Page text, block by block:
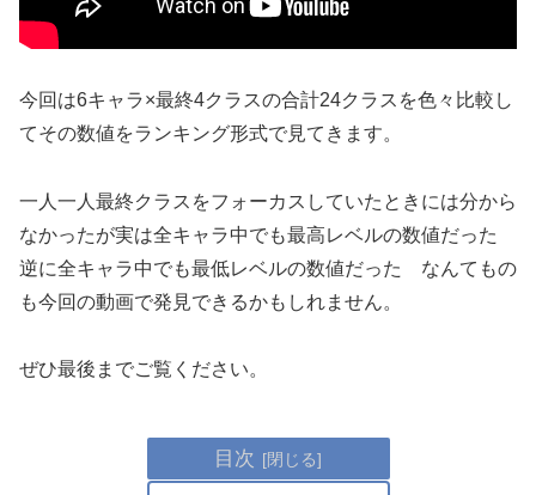
今回は6キャラ×最終4クラスの合計24クラスを色々比較し
てその数値をランキング形式で見てきます。
一人一人最終クラスをフォーカスしていたときには分から
なかったが実は全キャラ中でも最高レベルの数値だった
逆に全キャラ中でも最低レベルの数値だった なんてもの
も今回の動画で発見できるかもしれません。
ぜひ最後までご覧ください。
目次